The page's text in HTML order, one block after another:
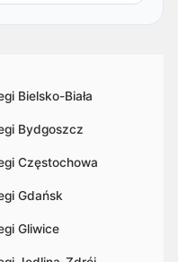
Bielsko-Biała
Bydgoszcz
Częstochowa
Gdańsk
Gliwice